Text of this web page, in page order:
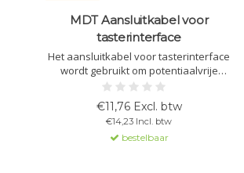
MDT Aansluitkabel voor
tasterinterface
Het aansluitkabel voor tasterinterface
wordt gebruikt om potentiaalvrije
contacten aan te sluiten op de
tasterinterface. Het is een
vervangingsonderdeel voor meerdere
tasterinterface-modellen.
€11,76 Excl. btw
€14,23 Incl. btw
bestelbaar